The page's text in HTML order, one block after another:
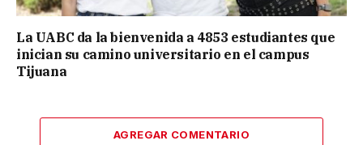
La UABC da la bienvenida a 4853 estudiantes que
inician su camino universitario en el campus
Tijuana
AGREGAR COMENTARIO